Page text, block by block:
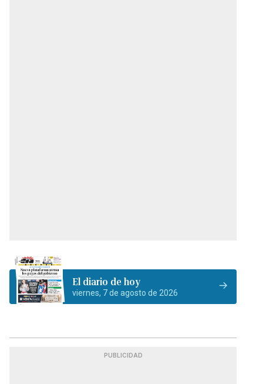
El diario de hoy
viernes, 7 de agosto de 2026
PUBLICIDAD